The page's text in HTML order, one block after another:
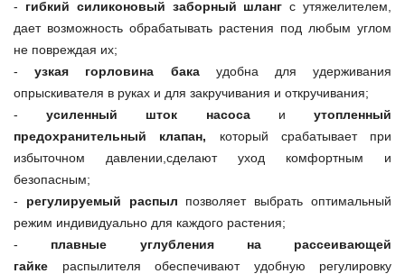
- гибкий силиконовый заборный шланг с утяжелителем,
дает возможность обрабатывать растения под любым углом
не повреждая их;
-узкая горловина бакаудобна для удерживания
опрыскивателя в руках и для закручивания и откручивания;
-усиленный шток насосаиутопленный
предохранительный клапан, который срабатывает при
избыточном давлении,сделают уход комфортным и
безопасным;
- регулируемый распыл позволяет выбрать оптимальный
режим индивидуально для каждого растения;
- плавные углубления на рассеивающей
гайке распылителя обеспечивают удобную регулировку